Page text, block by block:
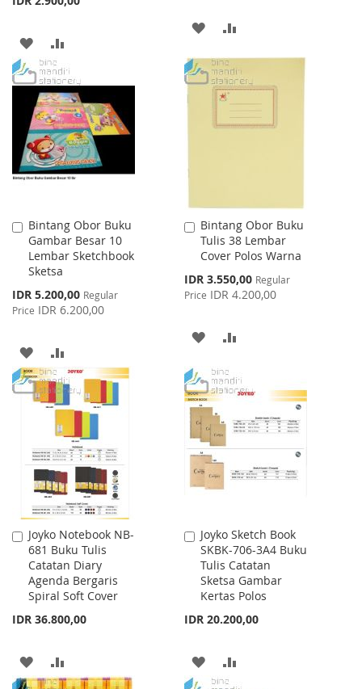
ADD
TO
WISH
LIST
TO
COMPARE
ADD
TO
WISH
TO
COMPARE
Bintang Obor Buku
Gambar Besar 10
Lembar Sketchbook
Sketsa
Special
Price
IDR 5.200,00 Regular
Price IDR 6.200,00
Add
to
Cart
ADD
TO
WISH
LIST
TO
COMPARE
Bintang Obor Buku
Tulis 38 Lembar
Cover Polos Warna
Special
Price
IDR 3.550,00 Regular
Price IDR 4.200,00
Add
to
Cart
ADD
WISH
LIST
COMPARE
Joyko Notebook NB-
681 Buku Tulis
Catatan Diary
Agenda Bergaris
Spiral Soft Cover
IDR 36.800,00
Add
to
Cart
ADD
Joyko Sketch Book
SKBK-706-3A4 Buku
Tulis Catatan
Sketsa Gambar
Kertas Polos
IDR 20.200,00
Add
to
Cart
ADD